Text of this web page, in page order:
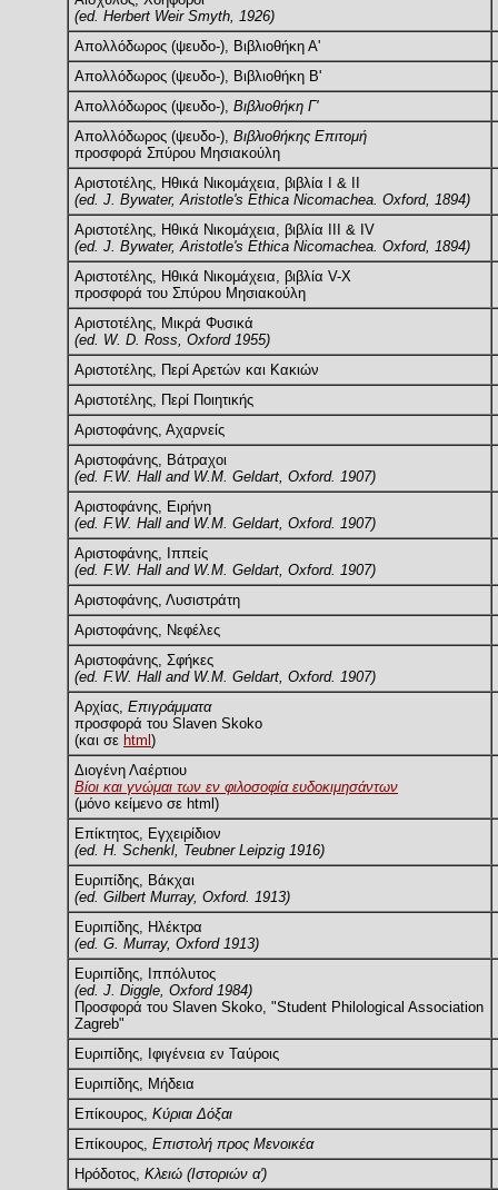
(ed. Herbert Weir Smyth, 1926)
Απολλόδωρος (ψευδο-), Βιβλιοθήκη Α'
Απολλόδωρος (ψευδο-), Βιβλιοθήκη Β'
Απολλόδωρος (ψευδο-), Βιβλιοθήκη Γ'
Απολλόδωρος (ψευδο-), Βιβλιοθήκης Επιτομή
προσφορά Σπύρου Μησιακούλη
Αριστοτέλης, Ηθικά Νικομάχεια, βιβλία Ι & ΙΙ
(ed. J. Bywater, Aristotle's Ethica Nicomachea. Oxford, 1894)
Αριστοτέλης, Ηθικά Νικομάχεια, βιβλία IIΙ & ΙV
(ed. J. Bywater, Aristotle's Ethica Nicomachea. Oxford, 1894)
Αριστοτέλης, Ηθικά Νικομάχεια, βιβλία V-X
προσφορά του Σπύρου Μησιακούλη
Αριστοτέλης, Μικρά Φυσικά
(ed. W. D. Ross, Oxford 1955)
Αριστοτέλης, Περί Αρετών και Κακιών
Αριστοτέλης, Περί Ποιητικής
Αριστοφάνης, Αχαρνείς
Αριστοφάνης, Βάτραχοι
(ed. F.W. Hall and W.M. Geldart, Oxford. 1907)
Αριστοφάνης, Ειρήνη
(ed. F.W. Hall and W.M. Geldart, Oxford. 1907)
Αριστοφάνης, Ιππείς
(ed. F.W. Hall and W.M. Geldart, Oxford. 1907)
Αριστοφάνης, Λυσιστράτη
Αριστοφάνης, Νεφέλες
Αριστοφάνης, Σφήκες
(ed. F.W. Hall and W.M. Geldart, Oxford. 1907)
Αρχίας, Επιγράμματα
προσφορά του Slaven Skoko
(και σε html )
Διογένη Λαέρτιου
Βίοι και γνώμαι των εν φιλοσοφία ευδοκιμησάντων
(μόνο κείμενο σε html)
Επίκτητος, Εγχειρίδιον
(ed. H. Schenkl, Teubner Leipzig 1916)
Ευριπίδης, Βάκχαι
(ed. Gilbert Murray, Oxford. 1913)
Ευριπίδης, Ηλέκτρα
(ed. G. Murray, Oxford 1913)
Ευριπίδης, Ιππόλυτος
(ed. J. Diggle, Oxford 1984)
Προσφορά του Slaven Skoko, "Student Philological Association
Zagreb"
Ευριπίδης, Ιφιγένεια εν Ταύροις
Ευριπίδης, Μήδεια
Επίκουρος, Κύριαι Δόξαι
Επίκουρος, Επιστολή προς Μενοικέα
Ηρόδοτος, Κλειώ (Ιστοριών α')